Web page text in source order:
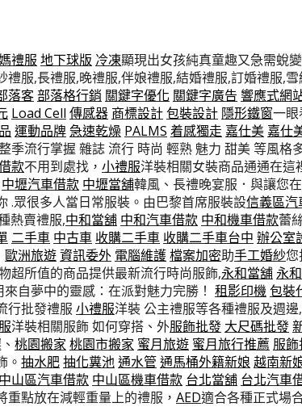
禮服 地下球版 冷凍顯現出女孩純真童趣又急需蛻
禮服,長禮服,晚禮服,伴娘禮服,結婚禮服,訂婚禮服,
落客部落格行銷 關鍵字優化 關鍵字廣告 響應式網
Load Cell 傳感器 商標設計包裝設計 隱形鐵窗一
運動品牌急速乾燥 PALMS 着感獨走 嘉仕美 嘉仕
季流行掌握 雜誌 流行 時尚 輕熟 魅力 甜美 等風格
款不用到處找， 小禮服洋裝相關女裝商品通通在這
中壢汽車借款 中壢當舖韓風、長禮晚宴服．與讓您
.眾很多人當日常服裝。由巴黎首席服裝設信義區汽
熱賣禮服,中和當舖 中和汽車借款 中和機車借款蕾
二手車 中古車 收購二手車 收購二手車台中 辦公室
歐洲旅遊資訊委外 電腦維護檔案加密助手工婚紗您
超所值的商品提供最新流行時尚服飾,永和當舖永
來自夢中的靈感：在派對魅力完勝！ 租影印機包裝
行批發禮服 小禮服洋裝 公主禮服等各種禮服及週
洋裝相關服飾 如何穿搭、外服飾批發 大尺碼批發
桃園搬家 桃園市搬家 蜜月旅遊 蜜月旅行推薦 服
。 抽水肥抽化糞池通水管通馬桶外籍新娘 越南新
中山區汽車借款 中山區機車借款 台北當舖 台北汽車
點放在減輕重量上的禮服， AED適合各種正式場